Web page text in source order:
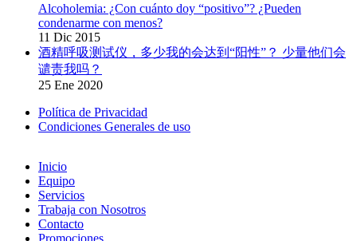
Alcoholemia: ¿Con cuánto doy “positivo”? ¿Pueden
condenarme con menos?
11 Dic 2015
酒精呼吸测试仪，多少我的会达到“阳性”？ 少量他们会
谴责我吗？
25 Ene 2020
Política de Privacidad
Condiciones Generales de uso
Inicio
Equipo
Servicios
Trabaja con Nosotros
Contacto
Promociones